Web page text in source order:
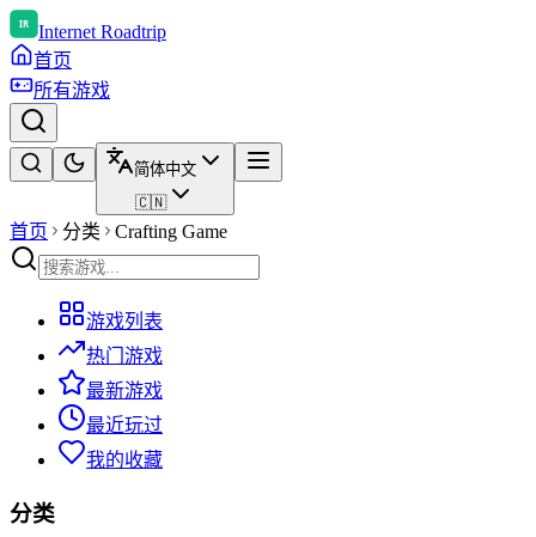
Internet Roadtrip
首页
所有游戏
简体中文
🇨🇳
首页 分类 Crafting Game
游戏列表
热门游戏
最新游戏
最近玩过
我的收藏
分类